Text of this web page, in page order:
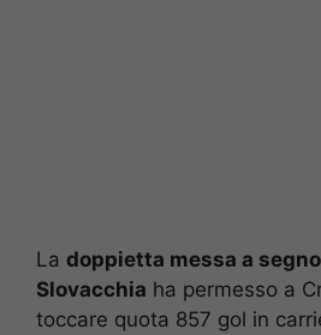
La doppietta messa a
Slovacchia ha permesso a
toccare quota 857 gol in